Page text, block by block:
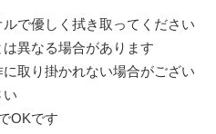
で優しく拭き取ってください
異なる場合があります
取り掛かれない場合がござい
い
OKです